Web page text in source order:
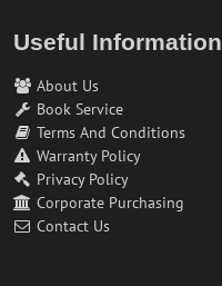
Useful Information
About Us
Book Service
Terms And Conditions
Warranty Policy
Privacy Policy
Corporate Purchasing
Contact Us